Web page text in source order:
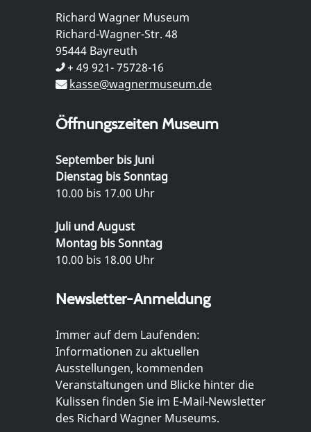
Richard Wagner Museum
Richard-Wagner-Str. 48
95444 Bayreuth
+ 49 921- 75728-16
kasse@wagnermuseum.de
Öffnungszeiten Museum
September bis Juni
Dienstag bis Sonntag
10.00 bis 17.00 Uhr
Juli und August
Montag bis Sonntag
10.00 bis 18.00 Uhr
Newsletter-Anmeldung
Immer auf dem Laufenden:
Informationen zu aktuellen
Ausstellungen, kommenden
Veranstaltungen und Blicke hinter die
Kulissen finden Sie im E-Mail-Newsletter
des Richard Wagner Museums.